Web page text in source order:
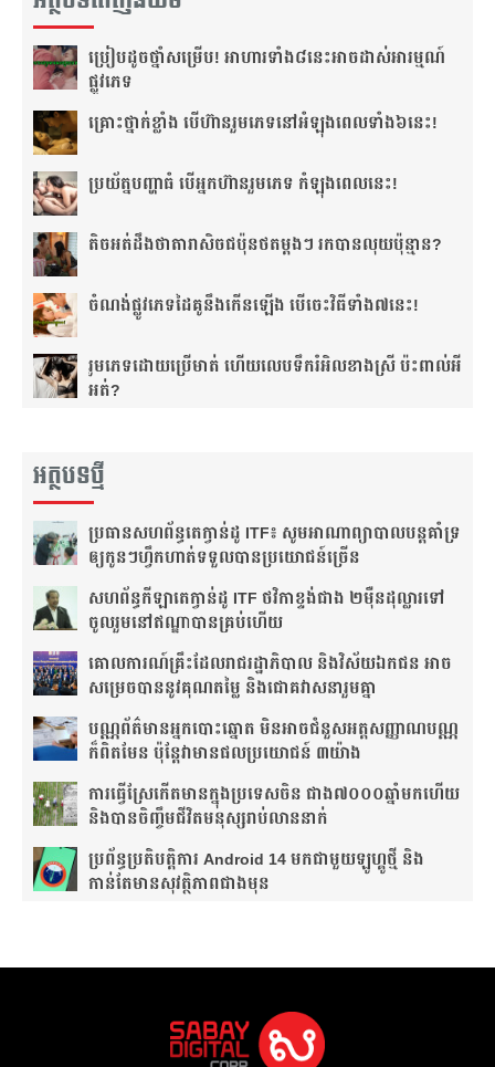
ប្រៀប​ដូច​ថ្នាំ​សម្រើប! អាហារ​ទាំង​៨​នេះ​អាច​ដាស់​អារម្មណ៍​
ផ្លូវភេទ
គ្រោះថ្នាក់​ខ្លាំង បើហ៊ាន​រួមភេទ​នៅ​អំឡុង​ពេល​ទាំង៦​នេះ!
ប្រយ័ត្ន​បញ្ហា​ធំ បើ​អ្នក​ហ៊ាន​រួមភេទ កំឡុង​ពេល​នេះ!
តិច​អត់​ដឹង​​ថាតារា​សិច​ជប៉ុន​ថត​ម្ដងៗ រកបាន​លុយ​ប៉ុន្មាន?
ចំណង់​ផ្លូវ​ភេទ​ដៃគូ​នឹង​កើន​ឡើង បើចេះ​វិធីទាំង​៧នេះ!
រួមភេទ​ដោយ​ប្រើ​មាត់ ហើយ​លេប​ទឹក​រំអិល​ខាង​ស្រី ប៉ះពាល់​អី​
អត់?
អត្ថបទថ្មី
ប្រធាន​សហព័ន្ធ​តេក្វាន់ដូ​ ITF៖​ សូម​អាណាព្យាបាល​បន្ត​គាំទ្រ​
ឲ្យ​កូនៗ​ហ្វឹកហាត់​ទទួលបាន​ប្រយោជន៍​ច្រើន​
សហព័ន្ធ​កីឡាតេក្វាន់ដូ​ ITF​ ថវិកា​ខ្ទង់​ជាង​ ២ម៉ឺន​ដុល្លារ​ទៅ​
ចូលរួម​នៅ​ឥណ្ឌា​បាន​គ្រប់​ហើយ​
គោលការណ៍គ្រឹះ​ដែល​រាជរដ្ឋាភិបាល និងវិស័យឯកជន អាច​
សម្រេចបាននូវគុណតម្លៃ និងជោគវាសនារួមគ្នា
បណ្ណ​ព័ត៌មាន​អ្នកបោះឆ្នោត មិនអាចជំនួសអត្តសញ្ញាណបណ្ណ
ក៏ពិតមែន ប៉ុន្តែវាមានផលប្រយោជន៍ ៣យ៉ាង
ការ​ធ្វើ​ស្រែ​កើត​មាន​ក្នុង​ប្រទេស​ចិន​ ជាង​៧​០០០​ឆ្នាំ​មក​ហើយ
និងបានចិញ្ចឹមជីវិតមនុស្សរាប់លាននាក់
ប្រព័ន្ធប្រតិបត្តិការ Android 14 មកជាមួយឡូហ្គូថ្មី និង​
កាន់តែ​មានសុវត្ថិភាព​ជាងមុន